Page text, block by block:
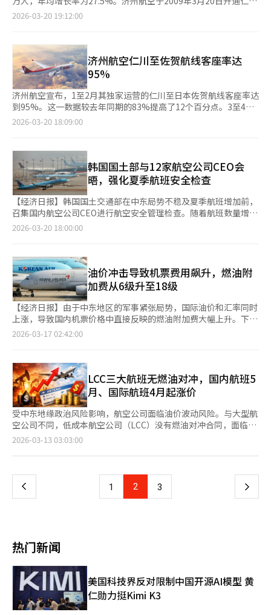
盈，主要归因于新一代飞机比例增加带来的燃油效率提升。2025
年全年燃油费用较2024年减少约16%。尽管油价波动可能有影
队运营策略侧重于效率而非扩张。计划引进7架新一代飞机，同时
减少老旧飞机，以确保盈利能力和财务健康。航空业界分析认为，
在低成本航空公司竞争加剧的情况下，机队效率成为决定盈利能力
的关键因素。特别是在油价和汇率波动加大的环境中，拥有高燃油
效率的机型对成本结构稳定性有直接影响。济州航空计划在机队现
代化的同时，扩大安全和运营基础设施投资。通过加强维修体系和
运营稳定性投资，提高运营风险管理水平。公司相关人士表
示：“为应对油价和汇率波动加大、市场竞争加剧等不确定性，我
飞机和减少老旧飞机，进一步增强盈利能力和财务健康。”※ 本
报道经人工智能（AI）系统翻译与编辑。
至大阪航线，成为韩国首家低成本航空公司（LCC）运营国际航
南亚和中国等地，2016年国际航线累计乘客突破1000万人，2024
年超过5000万人。截至今年2月底，国际航线累计乘客达6285.8万
人，自2009年以来年均增长率为27.5%。航线数量也在增加，从
2009年仁川至大阪每周7次航班，扩展至日本、菲律宾、泰国、越
南、马来西亚、新加坡、印尼、老挝、蒙古和中国等58条国际航
线。特别是日本航线去年乘客超过400万人，创下历史新高。东南
亚航线也吸引了36万外国游客，创下疫情后的最佳成绩。济州航空
的仁川至大阪航线从2009年每天1次增加到现在每天7次，是韩日
的57.4万人。济州航空一位负责人表示：“过去17年，我们推动了
航空旅行的大众化，并通过健康的竞争体系提升了韩国航空业的竞
争力。”※ 本报道经人工智能（AI）系统翻译与编辑。
2026-03-20 19:12:00
济州航空仁川至佐贺航线客座率达
95%
济州航空宣布，1至2月其独家运营的仁川至日本佐贺航线客座率达
到95%。这一数据较去年同期的83%提高了12个百分点。3至4月
的预订率也达到87%。该航线每周四班（周一、三、五、日），从
点15分抵达仁川，飞行时间约为1小时30分钟。佐贺位于日本九
州，以温泉、自然风光和历史文化遗迹闻名，特产包括鳗鱼、豆
腐、海鲜和日本酒。主要景点有有田陶瓷村、武雄温泉、嬉野温泉
和庆州园。佐贺县与附近的福冈、熊本地区相连，适合安排九州全
境旅行。随着游客对宁静和独特旅行体验的需求增加，佐贺航线的
关注度也在上升。截至3月31日，济州航空还为乘客提供佐贺旅游
巴士折扣活动，详情可通过官方网站查询。济州航空相关人士表
示：“随着对日本小城市旅行的兴趣增加，佐贺航线需求持续增
利的旅行选择。”
2026-03-20 18:09:00
韩国国土部与12家航空公司CEO会
晤，强化夏季航班安全检查
【经济日报】韩国国土交通部在中东局势不稳及夏季航班增加前，
召集国内航空公司CEO进行航空安全管理检查。随着航班数量增
加，气候变化和国际冲突等外部因素叠加，航空安全风险管理的必
大韩航空、韩亚航空、济州航空、德威航空等12家主要航空公司的
CEO出席了会议。此次座谈会旨在检查即将于29日开始的夏季航班
时间表及中东地区军事紧张局势引发的运营环境变化。会议计划在
国际航班扩大的时机，提前检查各航空公司的安全管理体系并提升
应对能力。根据国土部统计，去年韩国航空每百万次航班的事故及
准事故数量为1.8起，较前年的3.8起有所减少。然而，航班量增加
2.9%，绝对的安全管理负担仍在扩大。气候变化如乱流增加、火
山活动等，以及航空系统复杂性增加，导致新的风险因素增多。中
性存在，国际油价上涨和汇率波动直接影响航空公司的成本结构。
航空产业结构变化也增加了安全管理体系重整的必要性。大韩航空
与韩亚航空的企业合并程序正在进行，真航空、釜山航空、首尔航
空等低成本航空公司的整合可能性也被提及。国土部将在座谈会上
提出包括跑道偏离、飞机火灾、地形碰撞、机体缺陷等主要事故类
型的核心风险管理项目，并要求检查各航空公司的应对体系。特别
强调在维修、运营、管制各阶段加强数据驱动的安全管理体系。国
土部计划将航空安全监督员从40人增加到53人，并引入以薄弱领
域为中心的集中检查体系。将从简单检查方式转变为利用运营数据
包括增加飞行员和维修人员等核心人力，确保维修时间，扩大安全
相关设备投资。为了应对航班增加，同时保持安全标准，内部投资
的扩大被认为是不可避免的。同日，国土部由航空政策室长朱钟完
数据和信息共享的协议。政府计划通过机构间的信息共享，早期捕
场、气象、调查机构在内的综合安全管理体系。洪志善次官表
示：“由于油价短期急剧上涨，国民负担加重，希望航空公司通过
积极的自救努力将负担降到最低。政府也将积极支持行业所需的事
项，以克服当前危机并稳定航空运输产业。”※ 本报道经人工智
2026-03-20 18:00:00
油价冲击导致机票费用飙升，燃油附
加费从6级升至18级
【经济日报】由于中东地区的军事紧张局势，国际油价和汇率同时
上涨，导致国内机票价格中直接反映的燃油附加费大幅上升。下个
月国际航线机票的燃油附加费将从6级升至18级，旅客的机票负担
入以来的最大月度涨幅。此次调整基于2月16日至3月15日期间新
加坡航空燃油（MOPS）的平均价格。航空业界认为，由于该期间
航空燃油价格急剧上涨，导致附加费级别大幅提升。因此，国内航
空公司下个月发售的机票燃油附加费也将大幅上涨。以韩亚航空为
例，3月国际航线单程的燃油附加费为14600韩元至78600韩元，
而4月将调整为43900韩元至251900韩元。根据航线距离不同，费
用也有所不同。短途航线如福冈、青岛、烟台、熊本等为43900韩
元，长途航线如洛杉矶、纽约、巴黎、伦敦等为251900韩元。大
韩航空也将根据相同标准调整4月国际航线的燃油附加费。当前的
万韩元以上。燃油附加费上涨的直接原因是国际油价和汇率的双重
上涨。中东地区紧张局势加剧，全球原油价格波动性增加，韩元兑
别。国际航线的燃油附加费在航空燃油价格每加仑超过150美分时
费。国内航线的燃油附加费也呈上涨趋势。4月国内航线的燃油附
加费已由大韩航空、韩亚航空、济州航空、真航空、易斯达航空从
6600韩元提高到7700韩元。德威航空本月适用7700韩元，计划下
月调整为8800韩元。海外航空公司也在调整费用以反映油价上
2026-03-17 02:42:00
LCC三大航班无燃油对冲，国内航班5
月、国际航班4月起涨价
受中东地缘政治风险影响，航空公司面临油价波动风险。与大型航
空公司不同，低成本航空公司（LCC）没有燃油对冲合同，面临更
大压力。4月至5月，机票价格将不可避免地上涨。 据业内消息，
合同，其他LCC也没有。 燃油对冲合同是一种衍生产品，设定航空
战争影响，国际油价上涨，没有燃油对冲的LCC成本负担加重。3
月第一周全球平均航空燃油价格为每桶157.41美元，比前一周上涨
计涨幅更大。国际航班飞行距离长，燃油成本占比更大。 燃油以
美元结算也是一个变量。中东战争导致油价高企，美元走强，韩元
兑美元汇率在3月9日升至1495.5韩元，逼近1500韩元。高油价和
高汇率将扩大LCC的亏损。 一位航空公司人士表示：“LCC的航空
燃油消耗量不足以进行衍生产品交易，只能在加油时提前购买更多
燃油。”※ 本报道经人工智能（AI）系统翻译与编辑。
2026-03-13 03:03:00
上
页
1 2 3 下
热门新闻
美国科技界反对限制中国开源AI模型 黄
仁勋力挺Kimi K3